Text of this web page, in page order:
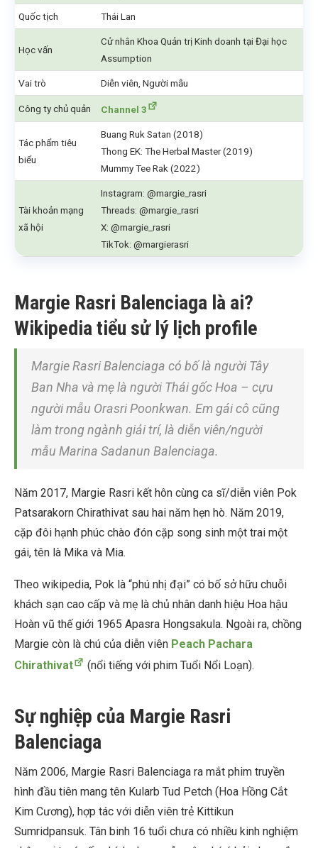
Quốc tịch Thái Lan
Học vấn
Cử nhân Khoa Quản trị Kinh doanh tại Đại học
Assumption
Vai trò Diễn viên, Người mẫu
Công ty chủ quản Channel 3
Tác phẩm tiêu
biểu
Buang Ruk Satan (2018)
Thong EK: The Herbal Master (2019)
Mummy Tee Rak (2022)
Tài khoản mạng
xã hội
Instagram: @margie_rasri
Threads: @margie_rasri
X: @margie_rasri
TikTok: @margierasri
Margie Rasri Balenciaga là ai?
Wikipedia tiểu sử lý lịch profile
Margie Rasri Balenciaga có bố là người Tây
Ban Nha và mẹ là người Thái gốc Hoa – cựu
người mẫu Orasri Poonkwan. Em gái cô cũng
làm trong ngành giải trí, là diễn viên/người
mẫu Marina Sadanun Balenciaga.
Năm 2017, Margie Rasri kết hôn cùng ca sĩ/diễn viên Pok
Patsarakorn Chirathivat sau hai năm hẹn hò. Năm 2019,
cặp đôi hạnh phúc chào đón cặp song sinh một trai một
gái, tên là Mika và Mia.
Theo wikipedia, Pok là “phú nhị đại” có bố sở hữu chuỗi
khách sạn cao cấp và mẹ là chủ nhân danh hiệu Hoa hậu
Hoàn vũ thế giới 1965 Apasra Hongsakula. Ngoài ra, chồng
Margie còn là chú của diễn viên Peach Pachara
Chirathivat
(nổi tiếng với phim Tuổi Nổi Loạn).
Sự nghiệp của Margie Rasri
Balenciaga
Năm 2006, Margie Rasri Balenciaga ra mắt phim truyền
hình đầu tiên mang tên Kularb Tud Petch (Hoa Hồng Cắt
Kim Cương), hợp tác với diễn viên trẻ Kittikun
Sumridpansuk. Tân binh 16 tuổi chưa có nhiều kinh nghiệm